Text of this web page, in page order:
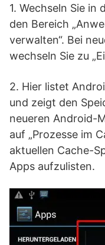
1. Wechseln Sie in
den Bereich
verwalten“. Bei
wechseln Sie zu
2. Hier listet
und zeigt den
neueren Android-
auf „Prozesse im
aktuellen Cache-
Apps aufzulisten.